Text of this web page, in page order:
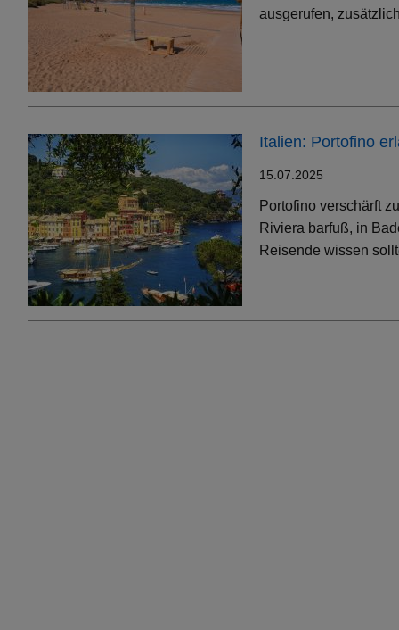
ausgerufen,
Italien: Portofino
15.07.2025
Portofino verschärft
Riviera barfuß, in
Reisende wissen